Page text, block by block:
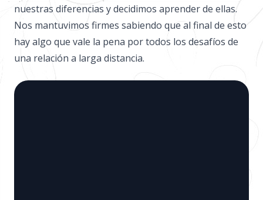
nuestras diferencias y decidimos aprender de ellas.
Nos mantuvimos firmes sabiendo que al final de esto
hay algo que vale la pena por todos los desafíos de
una relación a larga distancia.